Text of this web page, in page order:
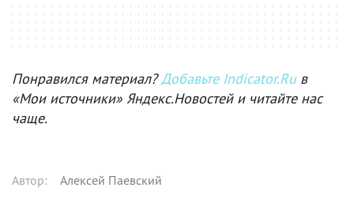
Понравился материал?Добавьте Indicator.Ruв
«Мои источники» Яндекс.Новостей и читайте нас
чаще.
Автор: Алексей Паевский